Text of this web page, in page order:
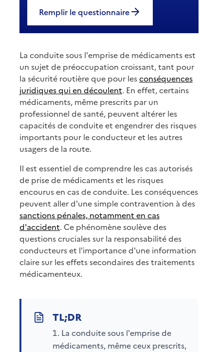
Remplir le questionnaire
La conduite sous l'emprise de médicaments est
un sujet de préoccupation croissant, tant pour
la sécurité routière que pour lesconséquences
juridiques qui en découlent. En effet, certains
médicaments, même prescrits par un
professionnel de santé, peuvent altérer les
capacités de conduite et engendrer des risques
importants pour le conducteur et les autres
usagers de la route.
Il est essentiel de comprendre les cas autorisés
de prise de médicaments et les risques
encourus en cas de conduite. Les conséquences
peuvent aller d'une simple contravention à des
sanctions pénales, notamment en cas
d'accident. Ce phénomène soulève des
questions cruciales sur la responsabilité des
conducteurs et l'importance d'une information
claire sur les effets secondaires des traitements
médicamenteux.
La conduite sous l'emprise de
médicaments, même ceux prescrits,